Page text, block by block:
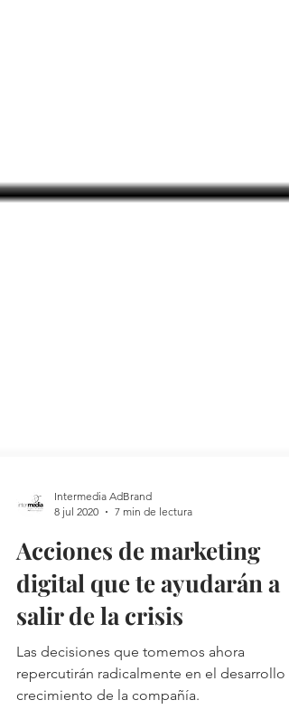
Intermedia AdBrand
8 jul 2020
7 min de lectura
Acciones de marketing
digital que te ayudarán a
salir de la crisis